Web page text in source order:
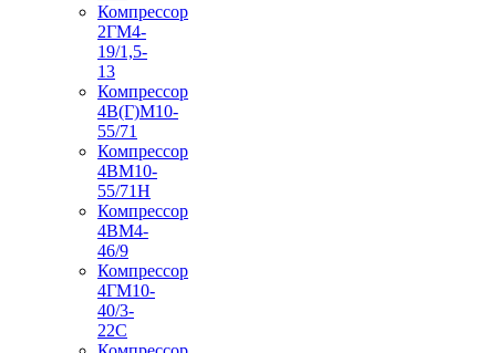
Компрессор
2ГМ4-
19/1,5-
13
Компрессор
4В(Г)М10-
55/71
Компрессор
4ВМ10-
55/71Н
Компрессор
4ВМ4-
46/9
Компрессор
4ГМ10-
40/3-
22С